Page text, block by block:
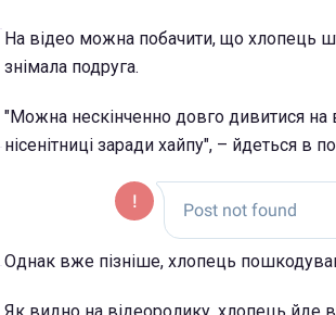
На відео можна побачити, що хлопець
знімала подруга.
"Можна нескінченно довго дивитися на
нісенітниці заради хайпу", – йдеться в
Однак вже пізніше, хлопець